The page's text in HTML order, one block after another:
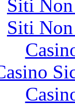
Siti
Siti